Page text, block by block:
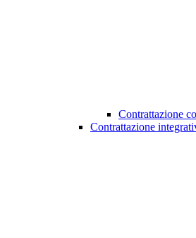
Contrattazione
Contrattazione